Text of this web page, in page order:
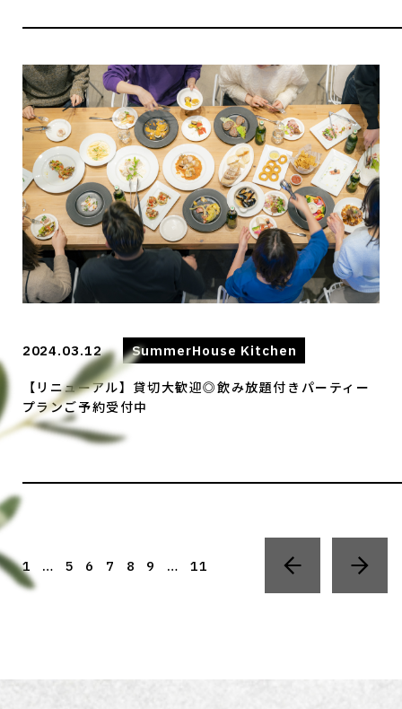
2024.03.12 SummerHouse Kitchen
【リニューアル】貸切大歓迎◎飲み放題付きパーティー
プランご予約受付中
1 … 5 6 7 8 9 … 11